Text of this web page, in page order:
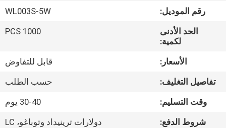
المصنع
مراقبة
الجودة
اتصل
رقم الموديل:
WL003S-5W
الحد الأدنى
لكمية:
1000 PCS
الأسعار:
قابل للتفاوض
تفاصيل التغليف:
حسب الطلب
وقت التسليم:
30-40 يوم
شروط الدفع:
دولارات ترينيداد وتوباغو، LC